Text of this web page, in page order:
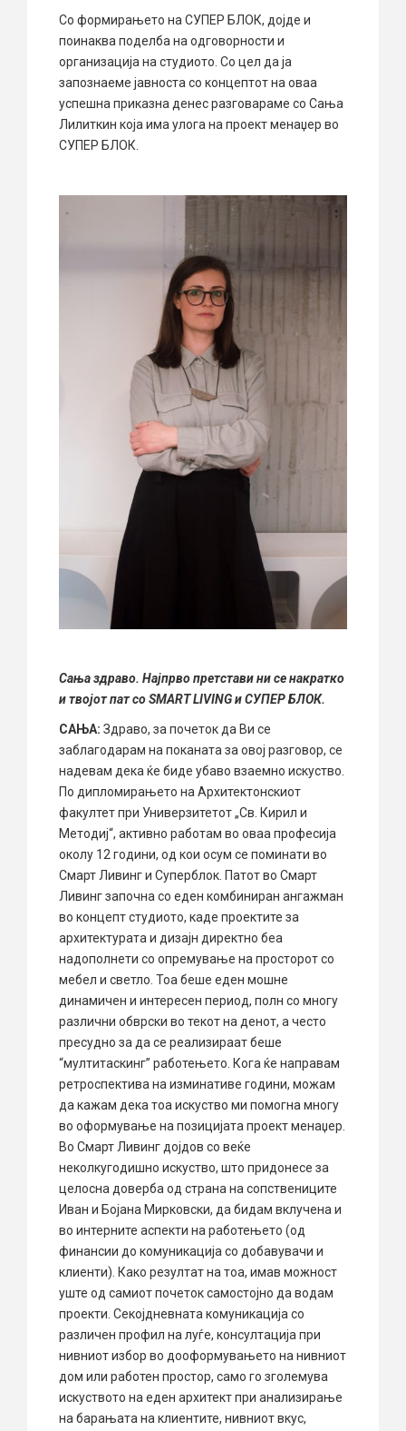
Со формирањето на СУПЕР БЛОК, дојде и
поинаква поделба на одговорности и
организација на студиото. Со цел да ја
запознаеме јавноста со концептот на оваа
успешна приказна денес разговараме со Сања
Лилиткин која има улога на проект менаџер во
СУПЕР БЛОК.
Сања здраво. Најпрво претстави ни се накратко
и твојот пат со SMART LIVING и СУПЕР БЛОК.
САЊА: Здраво, за почеток да Ви се
заблагодарам на поканата за овој разговор, се
надевам дека ќе биде убаво взаемно искуство.
По дипломирањето на Архитектонскиот
факултет при Универзитетот „Св. Кирил и
Методиј“, активно работам во оваа професија
околу 12 години, од кои осум се поминати во
Смарт Ливинг и Суперблок. Патот во Смарт
Ливинг започна со еден комбиниран ангажман
во концепт студиото, каде проектите за
архитектурата и дизајн директно беа
надополнети со опремување на просторот со
мебел и светло. Тоа беше еден мошне
динамичен и интересен период, полн со многу
различни обврски во текот на денот, а често
пресудно за да се реализираат беше
“мултитаскинг” работењето. Кога ќе направам
ретроспектива на изминативе години, можам
да кажам дека тоа искуство ми помогна многу
во оформување на позицијата проект менаџер.
Во Смарт Ливинг дојдов со веќе
неколкугодишно искуство, што придонесе за
целосна доверба од страна на сопствениците
Иван и Бојана Мирковски, да бидам вклучена и
во интерните аспекти на работењето (од
финансии до комуникација со добавувачи и
клиенти). Како резултат на тоа, имав можност
уште од самиот почеток самостојно да водам
проекти. Секојдневната комуникација со
различен профил на луѓе, консултација при
нивниот избор во дооформувањето на нивниот
дом или работен простор, само го зголемува
искуството на еден архитект при анализирање
на барањата на клиентите, нивниот вкус,